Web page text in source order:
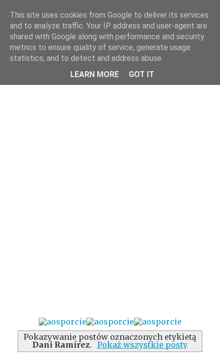
Menu
Pokazywanie postów oznaczonych etykietą
Dani Ramírez. Pokaż wszystkie posty
This site uses cookies from Google to deliver its services
and to analyze traffic. Your IP address and user-agent are
shared with Google along with performance and security
metrics to ensure quality of service, generate usage
statistics, and to detect and address abuse.
LEARN MORE
GOT IT